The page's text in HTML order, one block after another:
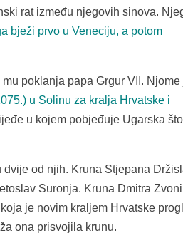
rat između njegovih sinova.
bježi prvo u Veneciju, a potom
poklanja papa Grgur VII. Njome
u Solinu za kralja Hrvatske i
u kojem pobjeđuje Ugarska što
od njih. Kruna Stjepana
Suronja. Kruna Dmitra
je novim kraljem Hrvatske
ona prisvojila krunu.